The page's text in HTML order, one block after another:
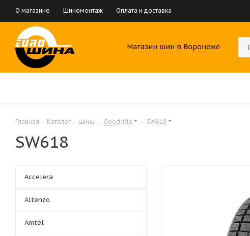
О магазине Шиномонтаж Оплата и доставка
Магазин шин в Воронеже
Главная - Каталог - Шины - Goodride - SW618
SW618
Accelera
Altenzo
Amtel